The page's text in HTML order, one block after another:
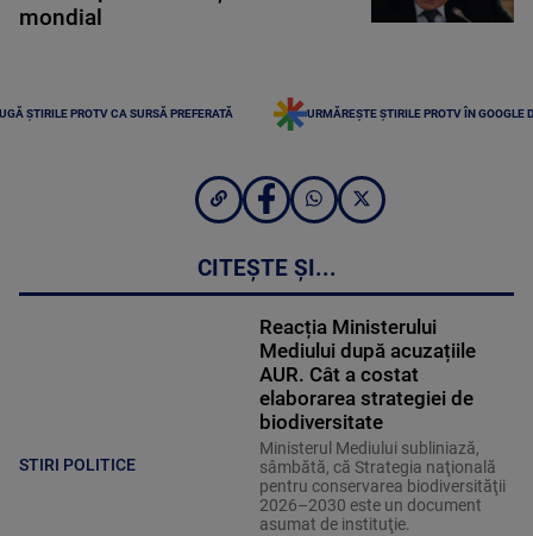
mondial
ȘTIRILE PROTV CA SURSĂ PREFERATĂ URMĂREȘTE ȘTIRILE PROTV ÎN GOOGLE
CITEȘTE ȘI...
STIRI POLITICE
Reacția Ministerului
Mediului după acuzațiile
AUR. Cât a costat
elaborarea strategiei de
biodiversitate
Ministerul Mediului subliniază,
sâmbătă, că Strategia naţională
pentru conservarea biodiversităţii
2026–2030 este un document
asumat de instituţie.